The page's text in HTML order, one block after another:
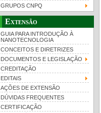
GRUPOS CNPQ
Extensão
GUIA PARA INTRODUÇÃO À
NANOTECNOLOGIA
CONCEITOS E DIRETRIZES
DOCUMENTOS E LEGISLAÇÃO
CREDITAÇÃO
EDITAIS
AÇÕES DE EXTENSÃO
DÚVIDAS FREQUENTES
CERTIFICAÇÃO